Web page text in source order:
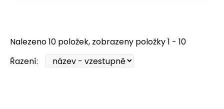
Nalezeno 10 položek, zobrazeny položky 1 - 10
Řazení: